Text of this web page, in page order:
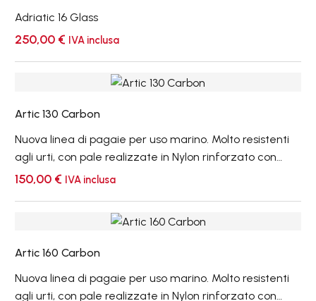
Adriatic 16 Glass
250,00 € IVA inclusa
Artic
Artic 130 Carbon
Nuova linea di pagaie per uso marino. Molto resistenti
agli urti, con pale realizzate in Nylon rinforzato con
Carbonio. Versione con pale da 130 mm ideali nell'uso
Versione con manico regolabile KS Joint + €60,00 a
150,00 € IVA inclusa
Artic
Artic 160 Carbon
Nuova linea di pagaie per uso marino. Molto resistenti
agli urti, con pale realizzate in Nylon rinforzato con